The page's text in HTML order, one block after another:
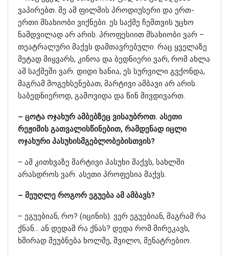
ვაპირებთ. მე ამ ფილმის პროდიუსერი და ერთ-
ერთი მსახიობი ვიქნები. ეს საქმე ჩემთვის უცხო
ნამდვილად არ არის. პროფესიით მსახიობი ვარ –
თეატრალური მაქვს დამთავრებული. რაც ყველაზე
მეტად მიყვარს, კინოა და ბედნიერი ვარ, რომ ახლა
ამ საქმეში ვარ. დიდი ხანია, ეს სურვილი გვქონდა,
მაგრამ მოგეხსენებათ, მარტივი ამბავი არ არის.
საბედნიეროდ, გამოვიდა და წინ მივდივართ.
– ცოტა ოჯახურ ამბებზეც ვისაუბროთ. ასეთი
რეჟიმის გათვალისწინებით, რამდენად იცლი
ოჯახური პასუხისმგებლობებისთვის?
– ამ კითხვაზე მარტივი პასუხი მაქვს, სახლში
არასდროს ვარ. ასეთი პროფესია მაქვს.
– მეუღლე როგორ ეგუება ამ ამბავს?
– ეგუებიან, რო? (იცინის). ვერ ეგუებიან, მაგრამ რა
ქნან… ან დედამ რა ქნას? დედა რომ მირეკავს,
ხშირად მეუბნება ხოლმე, შვილო, მენატრებიო.